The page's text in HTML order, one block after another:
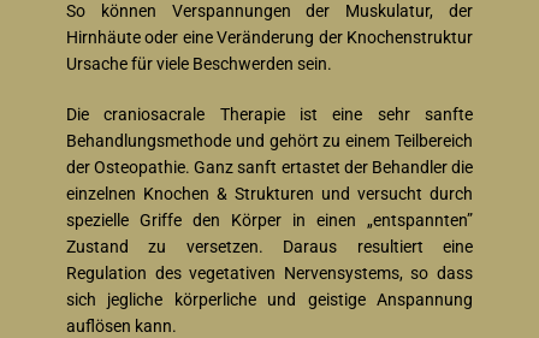
So können Verspannungen der Muskulatur, der
Hirnhäute oder eine Veränderung der Knochenstruktur
Ursache für viele Beschwerden sein.
Die craniosacrale Therapie ist eine sehr sanfte
Behandlungsmethode und gehört zu einem Teilbereich
der Osteopathie. Ganz sanft ertastet der Behandler die
einzelnen Knochen & Strukturen und versucht durch
spezielle Griffe den Körper in einen „entspannten”
Zustand zu versetzen. Daraus resultiert eine
Regulation des vegetativen Nervensystems, so dass
sich jegliche körperliche und geistige Anspannung
auflösen kann.